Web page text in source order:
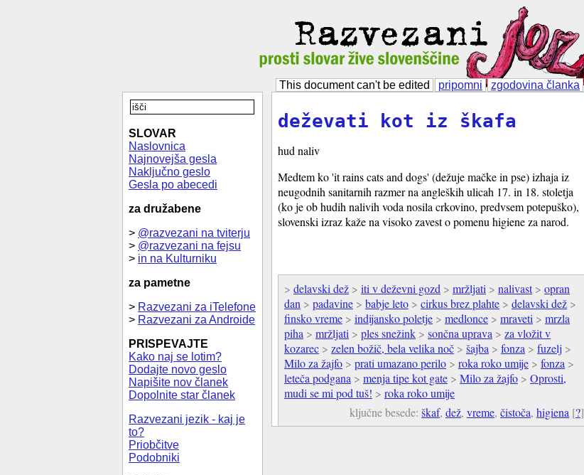
This document can't be edited pripomni zgodovina članka
SLOVAR
Naslovnica
Najnovejša gesla
Naključno geslo
Gesla po abecedi
za družabene
> @razvezani na tviterju
> @razvezani na fejsu
> in na Kulturniku
za pametne
> Razvezani za iTelefone
> Razvezani za Androide
PRISPEVAJTE
Kako naj se lotim?
Dodajte novo geslo
Napišite nov članek
Dopolnite star članek
Razvezani jezik - kaj je
to?
Priobčitve
Podobniki
deževati kot iz škafa
hud naliv
Medtem ko 'it rains cats and dogs' (dežuje mačke in pse) izhaja iz
neugodnih sanitarnih razmer na angleških ulicah 17. in 18. stoletja
(ko je ob hudih nalivih voda nosila crkovino, predvsem potepuško),
slovenski izraz kaže na visoko zavest o pomenu higiene za narod.
> delavski dež > iti v deževni gozd > mržljati > nalivast> opran
dan > padavine > babje leto > cirkus brez plahte > delavski dež >
finsko vreme > indijansko poletje > medlonce > mraveti > mrzla
piha > mržljati > ples snežink > sončna uprava > za vložit v
kozarec > zelen božič, bela velika noč > šajba > fonza > fuzelj >
Milo za žajfo > prati umazano perilo > roka roko umije > fonza >
leteča podgana > menja tipe kot gate > Milo za žajfo > Oprosti,
mudi se mi pod tuš! > roka roko umije
ključne besede: škaf, dež, vreme, čistoča, higiena [?]